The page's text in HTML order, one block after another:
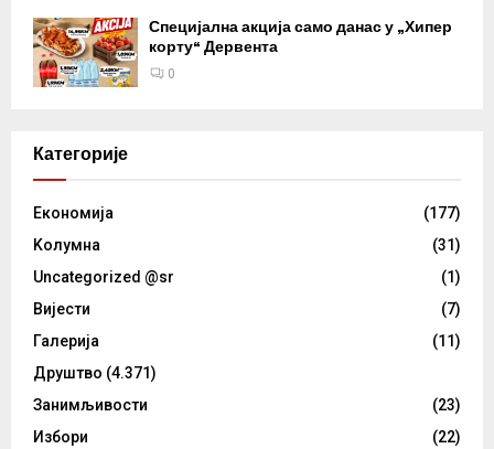
Специјална акција само данас у „Хипер
корту“ Дервента
0
Категорије
Eкономија
(177)
Kолумнa
(31)
Uncategorized @sr
(1)
Вијести
(7)
Галерија
(11)
Друштво (4.371)
Занимљивости
(23)
Избори
(22)